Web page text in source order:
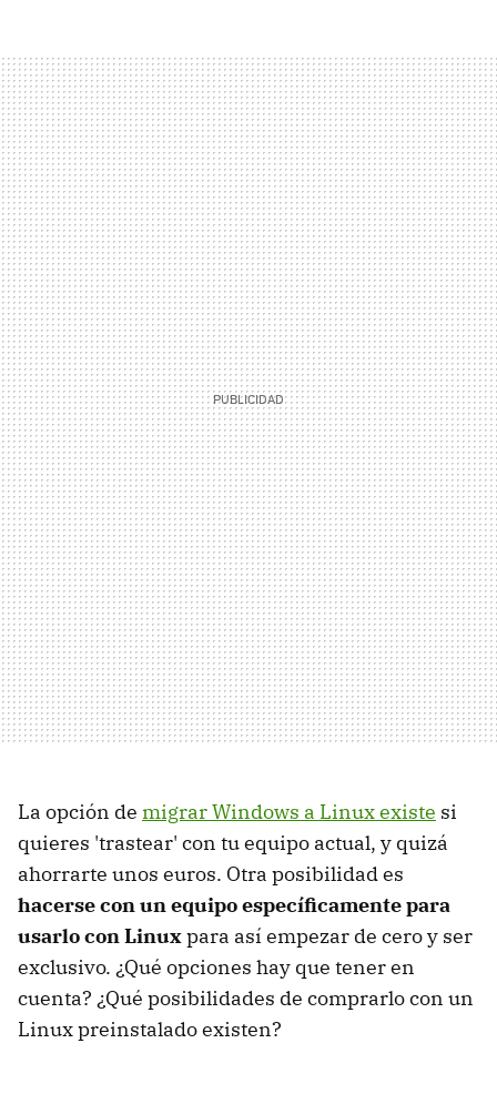
La opción de migrar Windows a Linux existe si
quieres 'trastear' con tu equipo actual, y quizá
ahorrarte unos euros. Otra posibilidad es
hacerse con un equipo específicamente para
usarlo con Linuxpara así empezar de cero y ser
exclusivo. ¿Qué opciones hay que tener en
cuenta? ¿Qué posibilidades de comprarlo con un
Linux preinstalado existen?